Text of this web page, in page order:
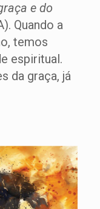
e do
Quando a
temos
espiritual.
da graça, já